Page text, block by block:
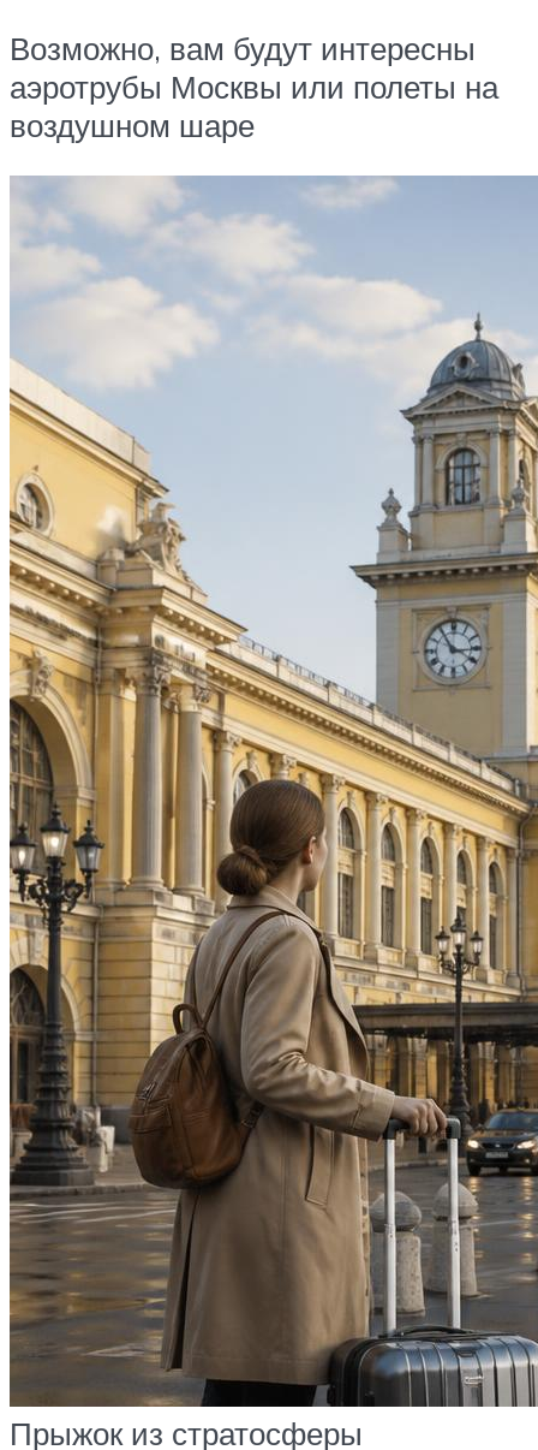
Возможно, вам будут интересны
аэротрубы Москвы или полеты на
воздушном шаре
Прыжок из стратосферы